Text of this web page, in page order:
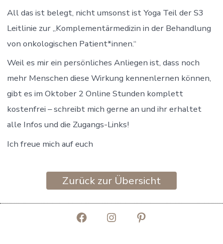
All das ist belegt, nicht umsonst ist Yoga Teil der S3
Leitlinie zur „Komplementärmedizin in der Behandlung
von onkologischen Patient*innen.“
Weil es mir ein persönliches Anliegen ist, dass noch
mehr Menschen diese Wirkung kennenlernen können,
gibt es im Oktober 2 Online Stunden komplett
kostenfrei – schreibt mich gerne an und ihr erhaltet
alle Infos und die Zugangs-Links!
Ich freue mich auf euch
Zurück zur Übersicht
FacebookInstagram